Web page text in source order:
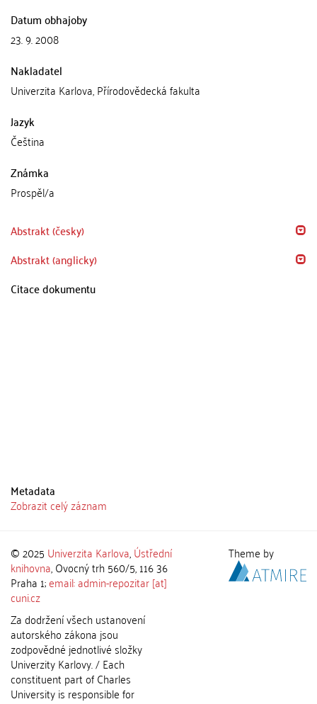
Datum obhajoby
23. 9. 2008
Nakladatel
Univerzita Karlova, Přírodovědecká fakulta
Jazyk
Čeština
Známka
Prospěl/a
Abstrakt (česky)
Abstrakt (anglicky)
Citace dokumentu
Metadata
Zobrazit celý záznam
© 2025 Univerzita Karlova,Ústřední
knihovna, Ovocný trh 560/5, 116 36
Praha 1;email: admin-repozitar [at]
cuni.cz
Za dodržení všech ustanovení
autorského zákona jsou
zodpovědné jednotlivé složky
Univerzity Karlovy. / Each
constituent part of Charles
University is responsible for
Theme by